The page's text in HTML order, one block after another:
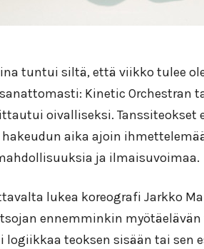
tuntui siltä, että viikko tulee
Kinetic Orchestran
oivalliseksi. Tanssiteokset
aika ajoin
ja ilmaisuvoimaa.
lukea koreografi Jarkko
ennemminkin
teoksen sisään tai sen